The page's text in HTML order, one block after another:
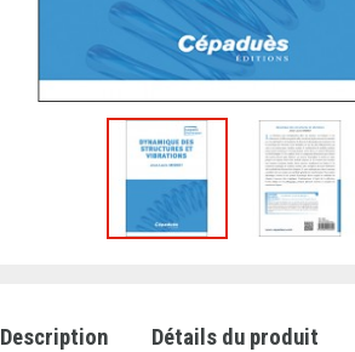
Description Détails du produit